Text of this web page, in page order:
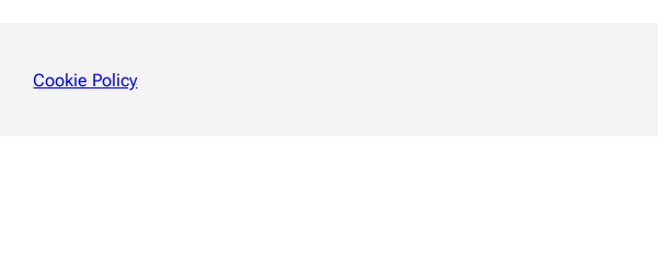
Cookie Policy